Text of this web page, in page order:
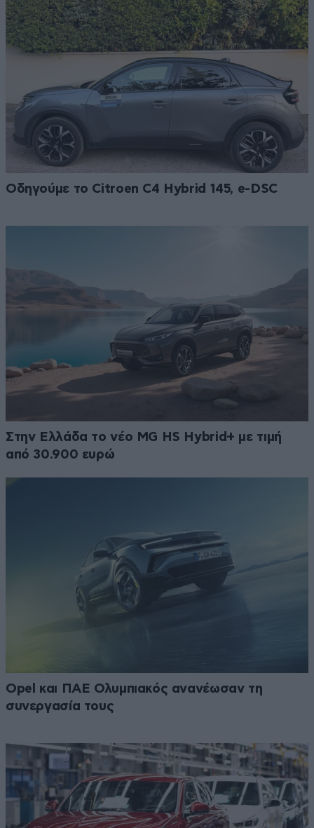
Οδηγούμε το Citroen C4 Hybrid 145, e-DSC
Στην Ελλάδα το νέο MG HS Hybrid+ με τιμή
από 30.900 ευρώ
Opel και ΠΑΕ Ολυμπιακός ανανέωσαν τη
συνεργασία τους